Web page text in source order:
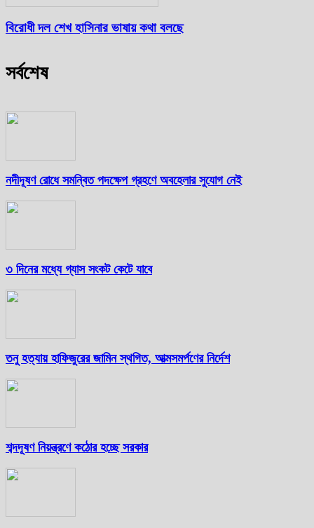
বিরোধী দল শেখ হাসিনার ভাষায় কথা বলছে
সর্বশেষ
নদীদূষণ রোধে সমন্বিত পদক্ষেপ গ্রহণে অবহেলার সুযোগ নেই
৩ দিনের মধ্যে গ্যাস সংকট কেটে যাবে
তনু হত্যায় হাফিজুরের জামিন স্থগিত, আত্মসমর্পণের নির্দেশ
শব্দদূষণ নিয়ন্ত্রণে কঠোর হচ্ছে সরকার